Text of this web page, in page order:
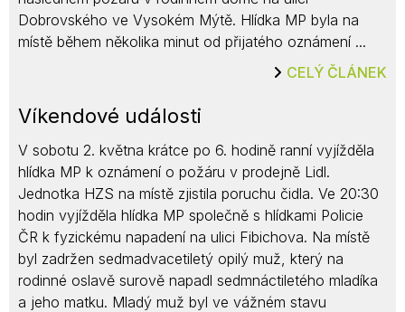
Dobrovského ve Vysokém Mýtě. Hlídka MP byla na
místě během několika minut od přijatého oznámení ...
CELÝ ČLÁNEK
Víkendové události
V sobotu 2. května krátce po 6. hodině ranní vyjížděla
hlídka MP k oznámení o požáru v prodejně Lidl.
Jednotka HZS na místě zjistila poruchu čidla. Ve 20:30
hodin vyjížděla hlídka MP společně s hlídkami Policie
ČR k fyzickému napadení na ulici Fibichova. Na místě
byl zadržen sedmadvacetiletý opilý muž, který na
rodinné oslavě surově napadl sedmnáctiletého mladíka
a jeho matku. Mladý muž byl ve vážném stavu